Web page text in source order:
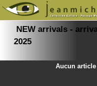
NEW arrivals -
2025
Aucun